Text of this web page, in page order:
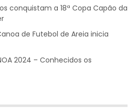
conquistam a 18ª Copa Capão da
de Futebol de Areia inicia
2024 – Conhecidos os